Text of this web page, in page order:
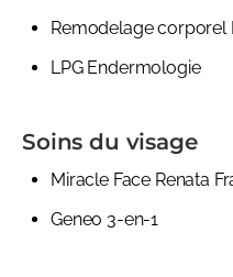
Remodelage corporel
LPG Endermologie
Soins du visage
Miracle Face Renata
Geneo 3-en-1